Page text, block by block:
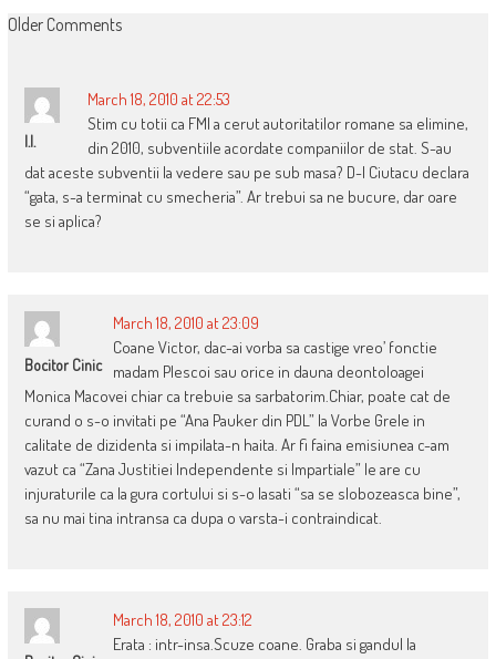
COMMENT
Older Comments
I.I.
March 18, 2010 at 22:53
Stim cu totii ca FMI a cerut autoritatilor romane sa elimine,
din 2010, subventiile acordate companiilor de stat. S-au
dat aceste subventii la vedere sau pe sub masa? D-l Ciutacu declara
“gata, s-a terminat cu smecheria”. Ar trebui sa ne bucure, dar oare
se si aplica?
Bocitor Cinic
March 18, 2010 at 23:09
Coane Victor, dac-ai vorba sa castige vreo’ fonctie
madam Plescoi sau orice in dauna deontoloagei
Monica Macovei chiar ca trebuie sa sarbatorim.Chiar, poate cat de
curand o s-o invitati pe “Ana Pauker din PDL” la Vorbe Grele in
calitate de dizidenta si impilata-n haita. Ar fi faina emisiunea c-am
vazut ca “Zana Justitiei Independente si Impartiale” le are cu
injuraturile ca la gura cortului si s-o lasati “sa se slobozeasca bine”,
sa nu mai tina intransa ca dupa o varsta-i contraindicat.
March 18, 2010 at 23:12
Erata : intr-insa.Scuze coane. Graba si gandul la